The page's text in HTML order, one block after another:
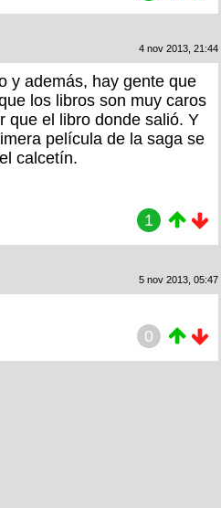
4 nov 2013, 21:44
y además, hay gente que
los libros son muy caros
que el libro donde salió. Y
película de la saga se
calcetín.
1
5 nov 2013, 05:47
0